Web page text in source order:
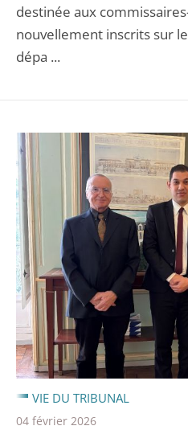
destinée aux
nouvellement inscrits sur
dépa ...
VIE DU TRIBUNAL
04 février 2026